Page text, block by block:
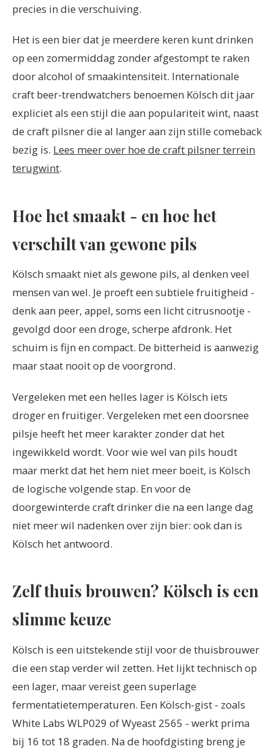
precies in die verschuiving.
Het is een bier dat je meerdere keren kunt drinken
op een zomermiddag zonder afgestompt te raken
door alcohol of smaakintensiteit. Internationale
craft beer-trendwatchers benoemen Kölsch dit jaar
expliciet als een stijl die aan populariteit wint, naast
de craft pilsner die al langer aan zijn stille comeback
bezig is. Lees meer over hoe de craft pilsner terrein
terugwint.
Hoe het smaakt - en hoe het
verschilt van gewone pils
Kölsch smaakt niet als gewone pils, al denken veel
mensen van wel. Je proeft een subtiele fruitigheid -
denk aan peer, appel, soms een licht citrusnootje -
gevolgd door een droge, scherpe afdronk. Het
schuim is fijn en compact. De bitterheid is aanwezig
maar staat nooit op de voorgrond.
Vergeleken met een helles lager is Kölsch iets
droger en fruitiger. Vergeleken met een doorsnee
pilsje heeft het meer karakter zonder dat het
ingewikkeld wordt. Voor wie wel van pils houdt
maar merkt dat het hem niet meer boeit, is Kölsch
de logische volgende stap. En voor de
doorgewinterde craft drinker die na een lange dag
niet meer wil nadenken over zijn bier: ook dan is
Kölsch het antwoord.
Zelf thuis brouwen? Kölsch is een
slimme keuze
Kölsch is een uitstekende stijl voor de thuisbrouwer
die een stap verder wil zetten. Het lijkt technisch op
een lager, maar vereist geen superlage
fermentatietemperaturen. Een Kölsch-gist - zoals
White Labs WLP029 of Wyeast 2565 - werkt prima
bij 16 tot 18 graden. Na de hoofdgisting breng je